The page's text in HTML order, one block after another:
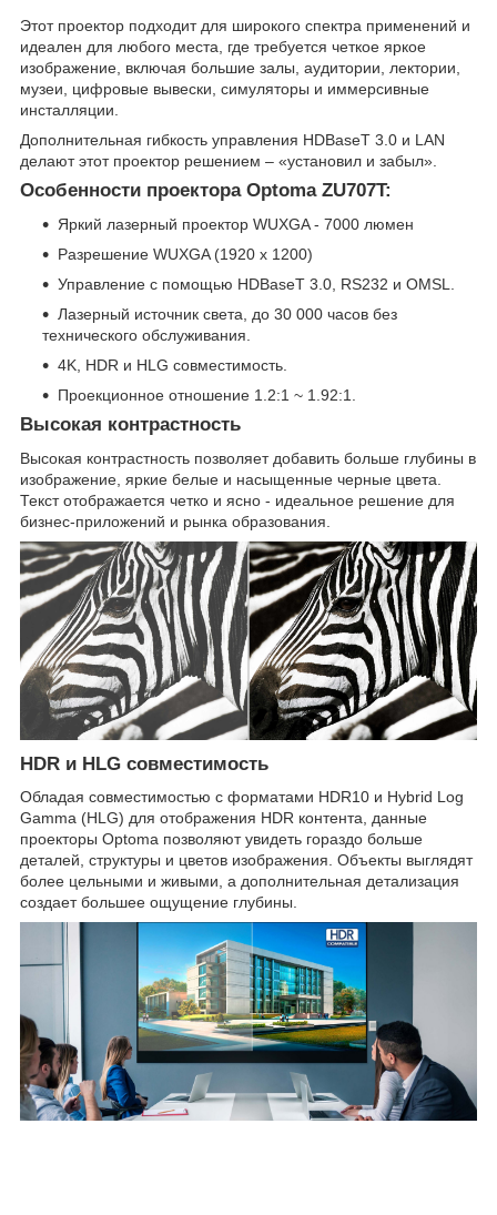
Этот проектор подходит для широкого спектра применений и
идеален для любого места, где требуется четкое яркое
изображение, включая большие залы, аудитории, лектории,
музеи, цифровые вывески, симуляторы и иммерсивные
инсталляции.
Дополнительная гибкость управления HDBaseT 3.0 и LAN
делают этот проектор решением – «установил и забыл».
Особенности проектора Optoma ZU707T:
Яркий лазерный проектор WUXGA - 7000 люмен
Разрешение WUXGA (1920 x 1200)
Управление с помощью HDBaseT 3.0, RS232 и OMSL.
Лазерный источник света, до 30 000 часов без
технического обслуживания.
4K, HDR и HLG совместимость.
Проекционное отношение 1.2:1 ~ 1.92:1.
Высокая контрастность
Высокая контрастность позволяет добавить больше глубины в
изображение, яркие белые и насыщенные черные цвета.
Текст отображается четко и ясно - идеальное решение для
бизнес-приложений и рынка образования.
HDR и HLG совместимость
Обладая совместимостью с форматами HDR10 и Hybrid Log
Gamma (HLG) для отображения HDR контента, данные
проекторы Optoma позволяют увидеть гораздо больше
деталей, структуры и цветов изображения. Объекты выглядят
более цельными и живыми, а дополнительная детализация
создает большее ощущение глубины.